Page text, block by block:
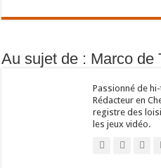
Au sujet de : Marco de
Passionné de
Rédacteur en
registre des
les jeux vidéo.